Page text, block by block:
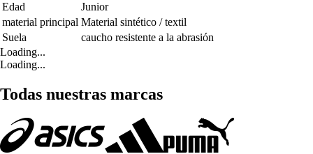
Edad
Junior
material principal Material sintético / textil
Suela
caucho resistente a la abrasión
Loading...
Loading...
Todas nuestras marcas